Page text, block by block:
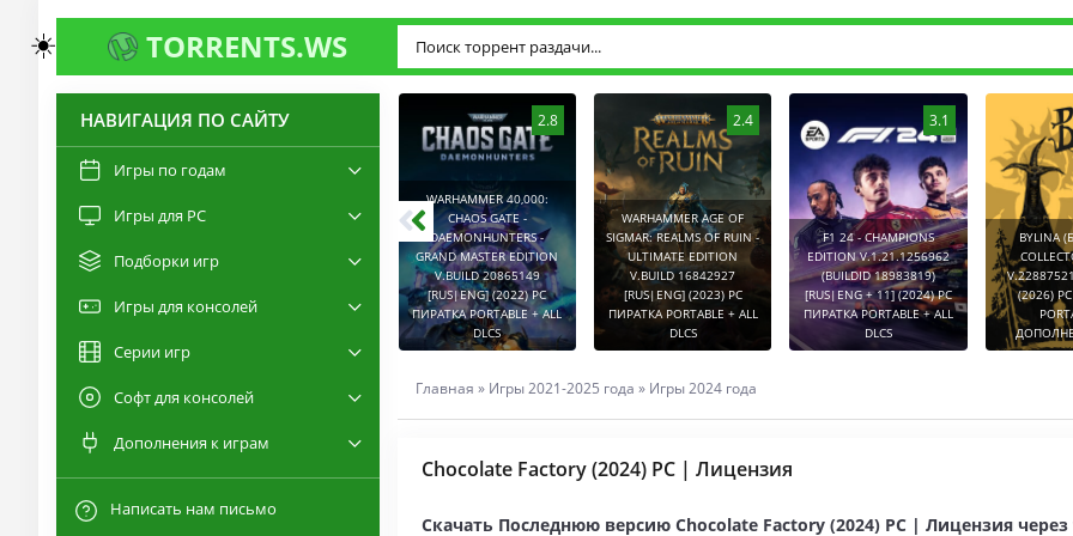
TORRENTS.WS
НАВИГАЦИЯ ПО САЙТУ
Игры по годам
Игры для PC
Подборки игр
Игры для консолей
Серии игр
Софт для консолей
Дополнения к играм
Написать нам письмо
3.0
RESIDENT EVIL 9:
REQUIEM - DELUXE
EDITION V.BUILD
(2026) PC ПИРАТКА
[RUS|ENG] (2026) PC
2.8
WARHAMMER 40,000:
CHAOS GATE -
DAEMONHUNTERS -
GRAND MASTER EDITION
V.BUILD 20865149
[RUS|ENG] (2022) PC
ПИРАТКА PORTABLE + ALL
DLCS
2.4
WARHAMMER AGE OF
SIGMAR: REALMS OF RUIN -
ULTIMATE EDITION
V.BUILD 16842927
[RUS|ENG] (2023) PC
ПИРАТКА PORTABLE + ALL
DLCS
3.1
F1 24 - CHAMPIONS
EDITION V.1.21.1256962
(BUILDID 18983819)
[RUS|ENG + 11] (2024) PC
ПИРАТКА PORTABLE + ALL
DLCS
BYLINA
(2026)
Главная » Игры 2021-2025 года » Игры 2024 года
Chocolate Factory (2024) PC | Лицензия
Скачать Последнюю версию Chocolate Factory (2024) PC | Лицензия через
☀️